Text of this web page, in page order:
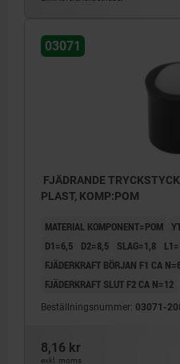
03071
FJÄDRANDE
PLAST, KOMP:POM
MATERIAL KOMPONENT=POM
D1=6,5
D2=8,5 SLAG=1,8
FJÄDERKRAFT BÖRJAN F1 CA
FJÄDERKRAFT SLUT F2 CA N=12
Beställningsnummer: 03071-
8,16 kr
exkl. moms